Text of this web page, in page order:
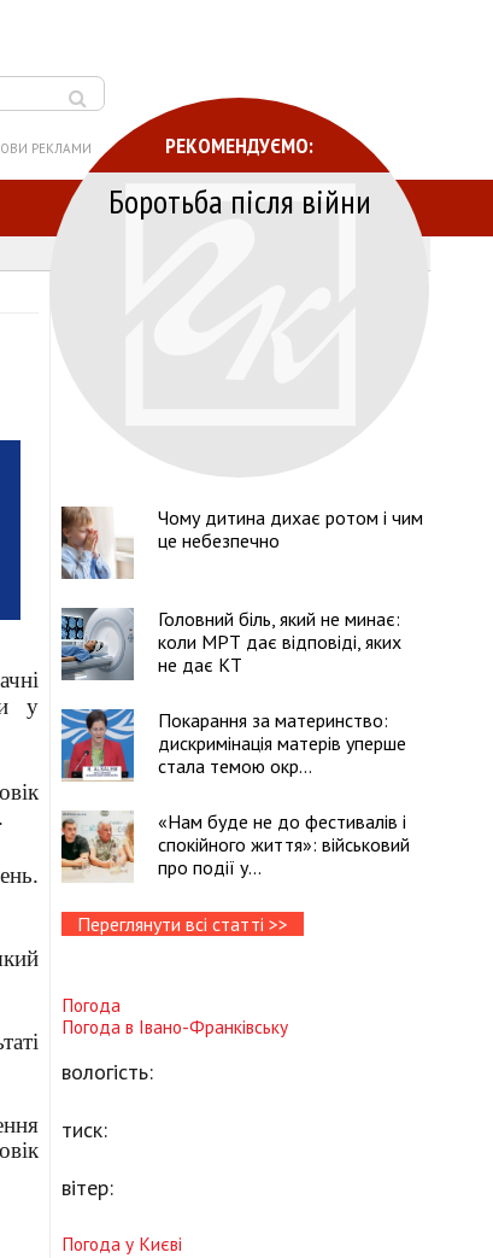
РЕКЛАМИ
у
РЕКОМЕНДУЄМО:
Боротьба після війни
Чому дитина дихає ротом і чим
це небезпечно
Головний біль, який не минає:
коли МРТ дає відповіді, яких
не дає КТ
Покарання за материнство:
дискримінація матерів уперше
стала темою окр...
«Нам буде не до фестивалів і
спокійного життя»: військовий
про події у...
Переглянути всі статті >>
Погода
Погода в Івано-Франківську
вологість:
тиск:
вітер:
Погода у Києві